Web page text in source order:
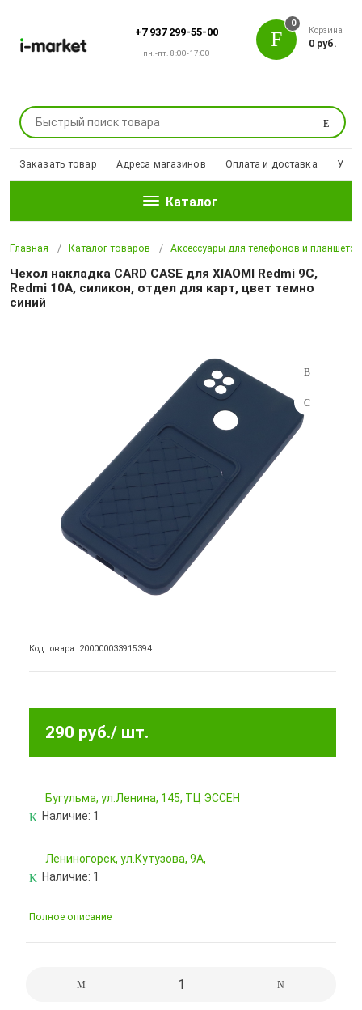
+7 937 299-55-00
пн.-пт. 8:00-17:00
Поиск
0
Корзина
0 руб.
Заказать товар Адреса магазинов Оплата и доставка
Каталог
Главная Каталог товаров Аксессуары для телефонов и планшетов
Чехол накладка CARD CASE для XIAOMI Redmi 9C,
Redmi 10A, силикон, отдел для карт, цвет темно
синий
Код товара: 200000033915394
290 руб./ шт.
Бугульма, ул.Ленина, 145, ТЦ ЭССЕН
Наличие: 1
Лениногорск, ул.Кутузова, 9А,
Наличие: 1
Полное описание